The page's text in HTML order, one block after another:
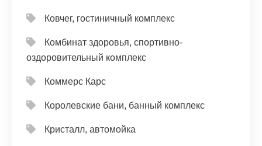
Ковчег, гостиничный комплекс
Комбинат здоровья, спортивно-
оздоровительный комплекс
Коммерс Карс
Королевские бани, банный комплекс
Кристалл, автомойка